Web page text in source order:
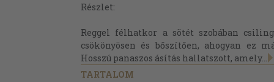
Részlet:
Reggel félhatkor a sötét szobában
csökönyösen és bőszítően, ahogyan ez
Hosszú panaszos ásítás hallatszott, amely...
TARTALOM